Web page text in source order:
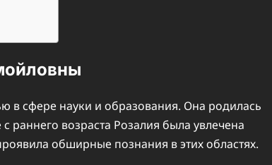
в сфере науки и образования. Она родилась
раннего возраста Розалия была увлечена
обширные познания в этих областях.